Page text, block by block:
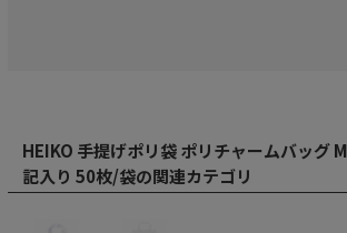
HEIKO 手提げポリ袋 ポリチャームバッグ
記入り 50枚/袋の関連カテゴリ